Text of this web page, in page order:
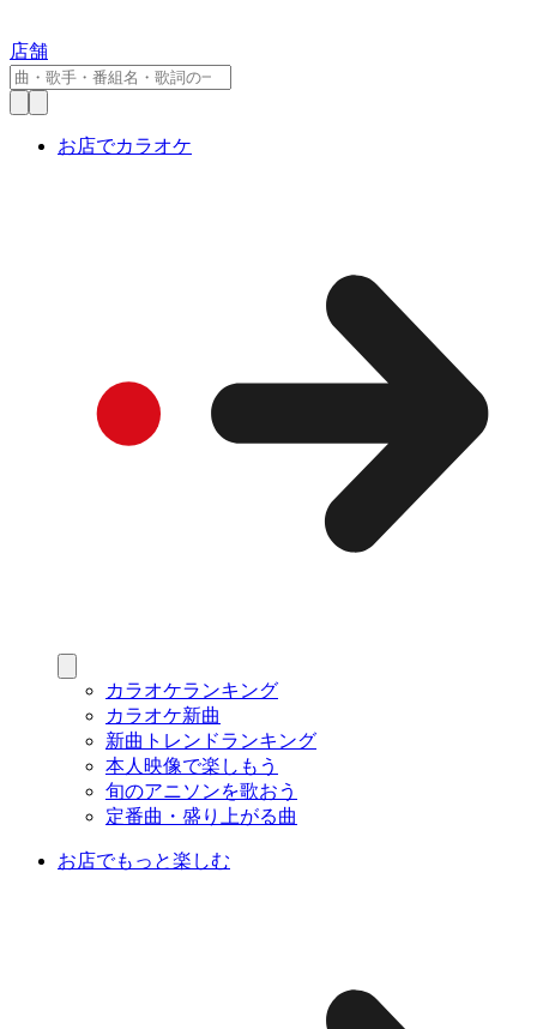
店舗
お店でカラオケ
カラオケランキング
カラオケ新曲
新曲トレンドランキング
本人映像で楽しもう
旬のアニソンを歌おう
定番曲・盛り上がる曲
お店でもっと楽しむ